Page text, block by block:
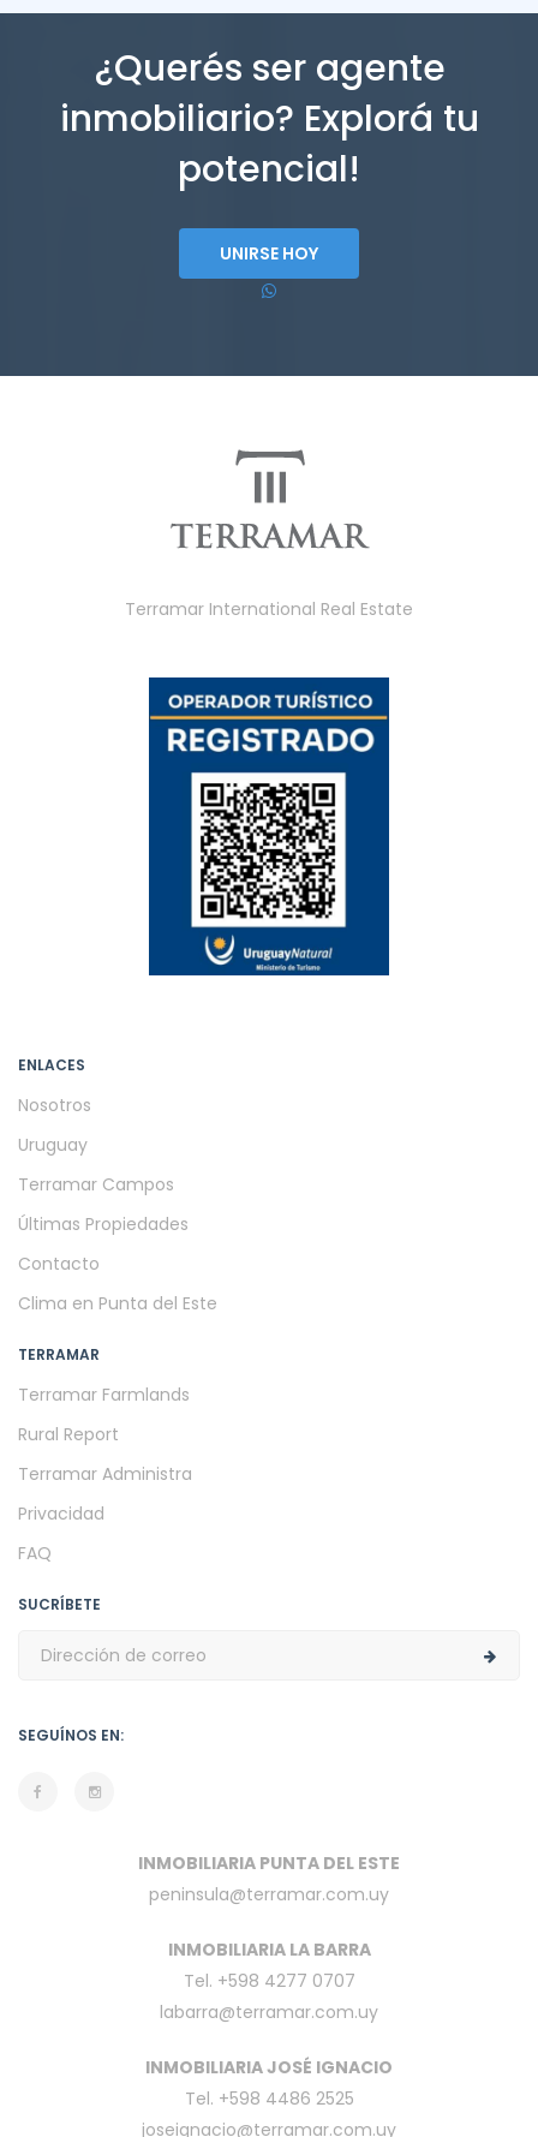
¿Querés ser agente
inmobiliario? Explorá tu
potencial!
UNIRSE HOY
Terramar International Real Estate
ENLACES
Nosotros
Uruguay
Terramar Campos
Últimas Propiedades
Contacto
Clima en Punta del Este
TERRAMAR
Terramar Farmlands
Rural Report
Terramar Administra
Privacidad
FAQ
SUCRÍBETE
SEGUÍNOS EN:
INMOBILIARIA PUNTA DEL ESTE
peninsula@terramar.com.uy
INMOBILIARIA LA BARRA
Tel. +598 4277 0707
labarra@terramar.com.uy
INMOBILIARIA JOSÉ IGNACIO
Tel. +598 4486 2525
joseignacio@terramar.com.uy